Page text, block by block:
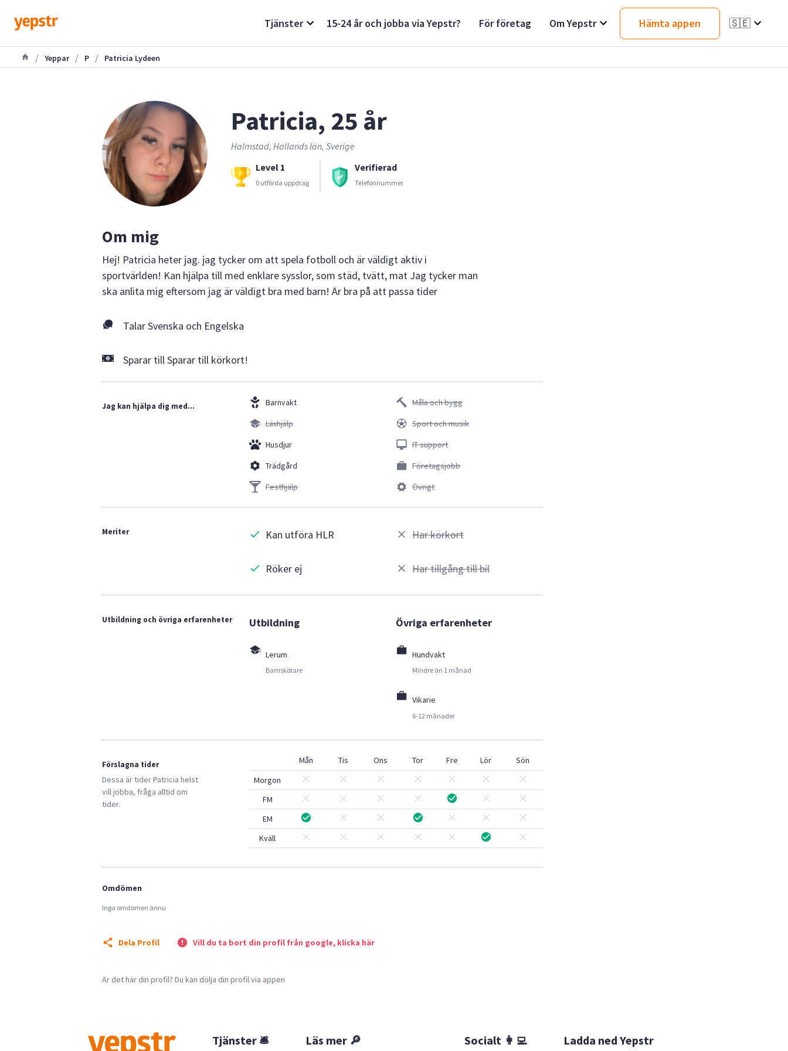
Tjänster 15-24 år och jobba via Yepstr? För företag Om Yepstr Hämta appen 🇸🇪
/ Yeppar / P / Patricia Lydeen
Patricia, 25 år
Halmstad, Hallands län, Sverige
Level 1
0 utförda uppdrag
Verifierad
Telefonnummer
Om mig
Hej! Patricia heter jag. jag tycker om att spela fotboll och är väldigt aktiv i
sportvärlden! Kan hjälpa till med enklare sysslor, som städ, tvätt, mat Jag tycker man
ska anlita mig eftersom jag är väldigt bra med barn! Är bra på att passa tider
Talar Svenska och Engelska
Sparar till Sparar till körkort!
Jag kan hjälpa dig med...
Barnvakt
Läxhjälp
Husdjur
Trädgård
Festhjälp
Måla och bygg
Sport och musik
IT support
Företagsjobb
Övrigt
Meriter Kan utföra HLR
Röker ej
Har körkort
Har tillgång till bil
Utbildning och övriga erfarenheter Utbildning
Lerum
Barnskötare
Övriga erfarenheter
Hundvakt
Mindre än 1 månad
Vikarie
6-12 månader
Förslagna tider
Dessa är tiderPatricia helst
vill jobba, fråga alltid om
tider.
Mån Tis Ons Tor Fre Lör
Sön
Morgon
FM
EM
Kväll
Omdömen
Inga omdömen ännu
Dela Profil Vill du ta bort din profil från google, klicka här
Är det här din profil? Du kan dölja din profil via appen
Tjänster 🛎 Läs mer 🔎 Socialt 👩‍💻 Ladda ned Yepstr